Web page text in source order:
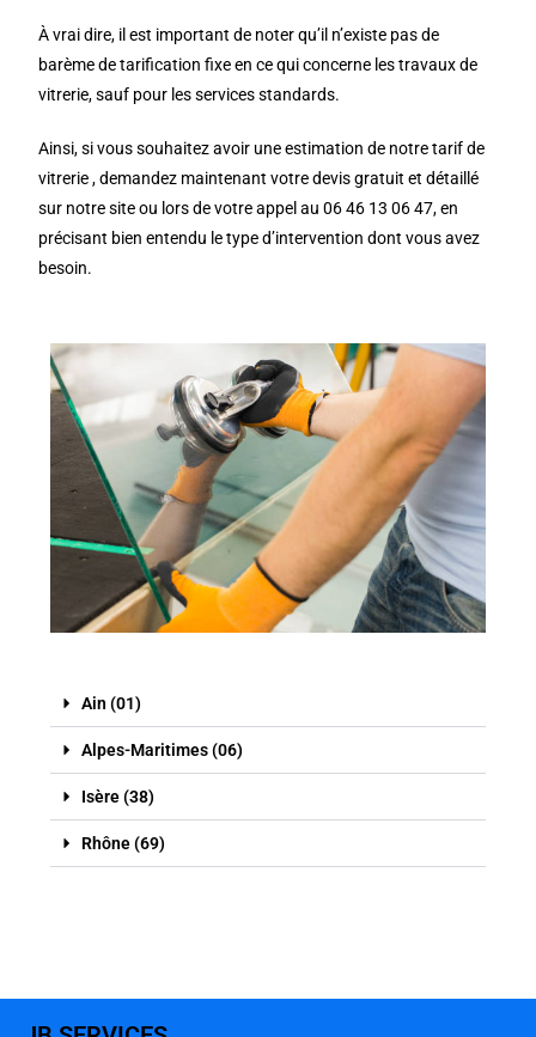
À vrai dire, il est important de noter qu’il n’existe pas de
barème de tarification fixe en ce qui concerne les travaux de
vitrerie, sauf pour les services standards.
Ainsi, si vous souhaitez avoir une estimation de notre tarif de
vitrerie , demandez maintenant votre devis gratuit et détaillé
sur notre site ou lors de votre appel au 06 46 13 06 47, en
précisant bien entendu le type d’intervention dont vous avez
besoin.
Ain (01)
Alpes-Maritimes (06)
Isère (38)
Rhône (69)